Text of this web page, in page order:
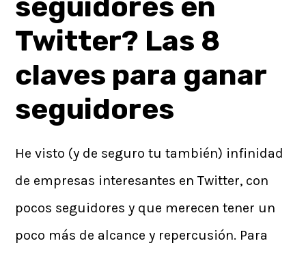
seguidores en
Twitter? Las 8
claves para ganar
seguidores
He visto (y de seguro tu también) infinidad
de empresas interesantes en Twitter, con
pocos seguidores y que merecen tener un
poco más de alcance y repercusión. Para